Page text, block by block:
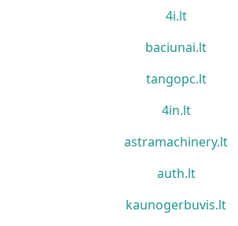
4i.lt
baciunai.lt
tangopc.lt
4in.lt
astramachinery.lt
auth.lt
kaunogerbuvis.lt